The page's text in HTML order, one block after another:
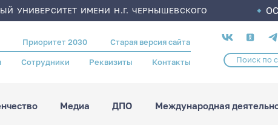
УНИВЕРСИТЕТ ИМЕНИ Н.Г. ЧЕРНЫШЕВСКОГО
Приоритет 2030 Старая версия сайта
Сотрудники Реквизиты Контакты
Социальные
сети
Медиа ДПО Международная